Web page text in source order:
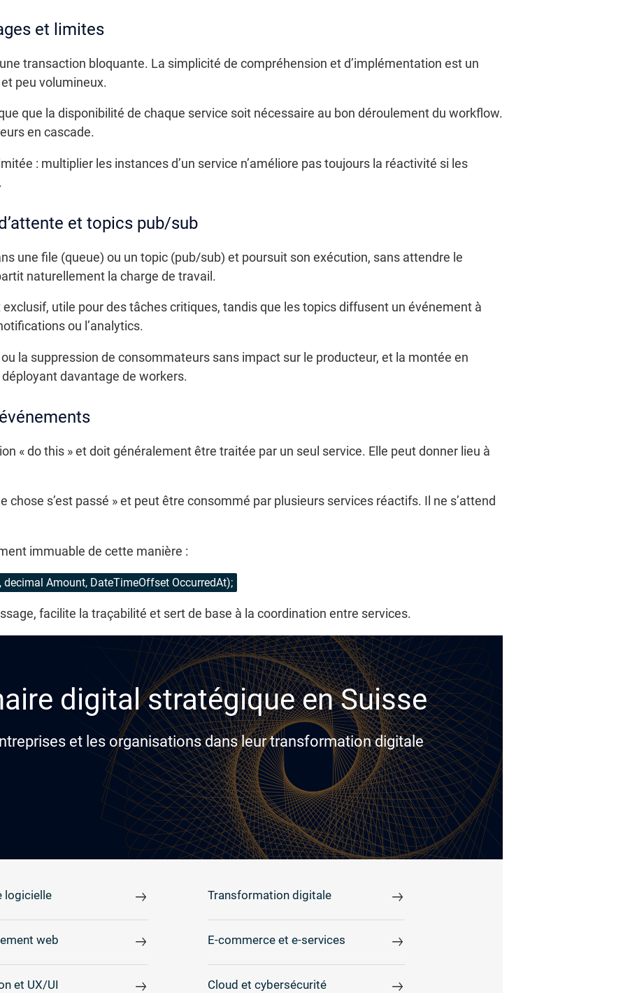
et limites
transaction bloquante. La simplicité de compréhension et d’implémentation est un
peu volumineux.
que la disponibilité de chaque service soit nécessaire au bon déroulement du workflow.
en cascade.
: multiplier les instances d’un service n’améliore pas toujours la réactivité si les
et topics pub/sub
une file (queue) ou un topic (pub/sub) et poursuit son exécution, sans attendre le
naturellement la charge de travail.
utile pour des tâches critiques, tandis que les topics diffusent un événement à
ou l’analytics.
la suppression de consommateurs sans impact sur le producteur, et la montée en
davantage de workers.
« do this » et doit généralement être traitée par un seul service. Elle peut donner lieu à
chose s’est passé » et peut être consommé par plusieurs services réactifs. Il ne s’attend
immuable de cette manière :
decimal Amount, DateTimeOffset OccurredAt);
facilite la traçabilité et sert de base à la coordination entre services.
digital stratégique en Suisse
et les organisations dans leur transformation digitale
logicielle Transformation digitale
web E-commerce et e-services
et UX/UI Cloud et cybersécurité